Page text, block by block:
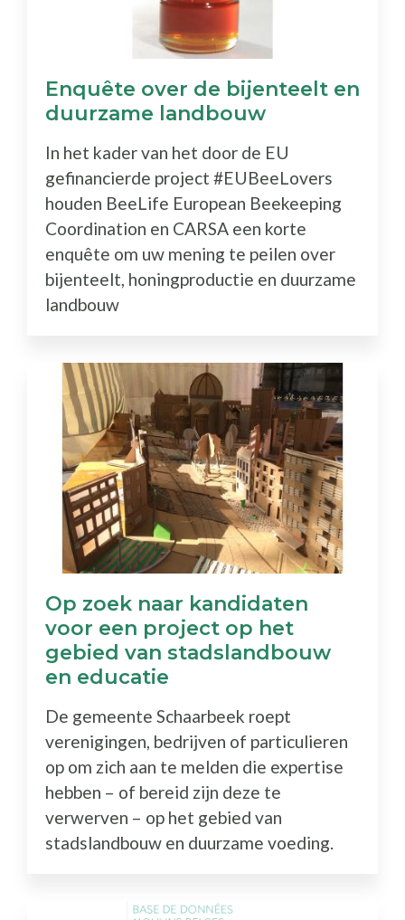
Enquête over de bijenteelt en
duurzame landbouw
In het kader van het door de EU
gefinancierde project #EUBeeLovers
houden BeeLife European Beekeeping
Coordination en CARSA een korte
enquête om uw mening te peilen over
bijenteelt, honingproductie en duurzame
landbouw
Op zoek naar kandidaten
voor een project op het
gebied van stadslandbouw
en educatie
De gemeente Schaarbeek roept
verenigingen, bedrijven of particulieren
op om zich aan te melden die expertise
hebben – of bereid zijn deze te
verwerven – op het gebied van
stadslandbouw en duurzame voeding.